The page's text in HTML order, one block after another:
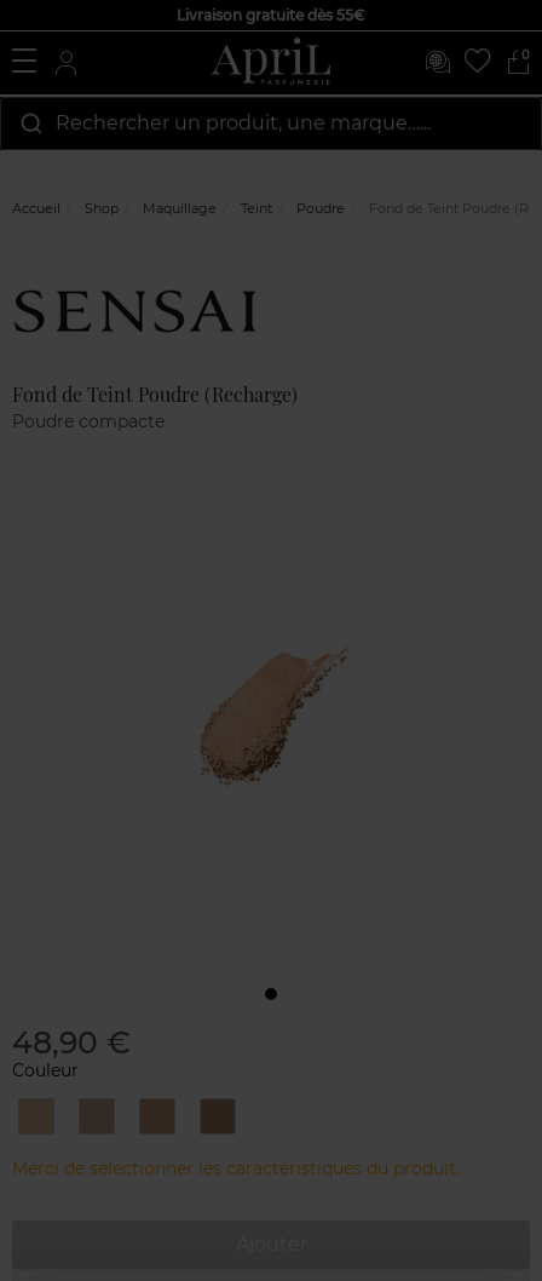
Livraison gratuite dès 55€
0
Rechercher un produit, une marque…...
Accueil Shop Maquillage Teint Poudre Fond de Teint Poudre
Fond de Teint Poudre (Recharge)
Poudre compacte
48,90 €
Couleur
Soft
Ivory
Warm
Beige
Topaz
Beige
Golden
Merci de sélectionner les caractéristiques du produit.